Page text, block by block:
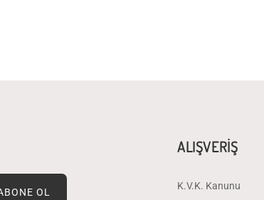
OL
ALIŞVERİŞ
K.V.K. Kanunu